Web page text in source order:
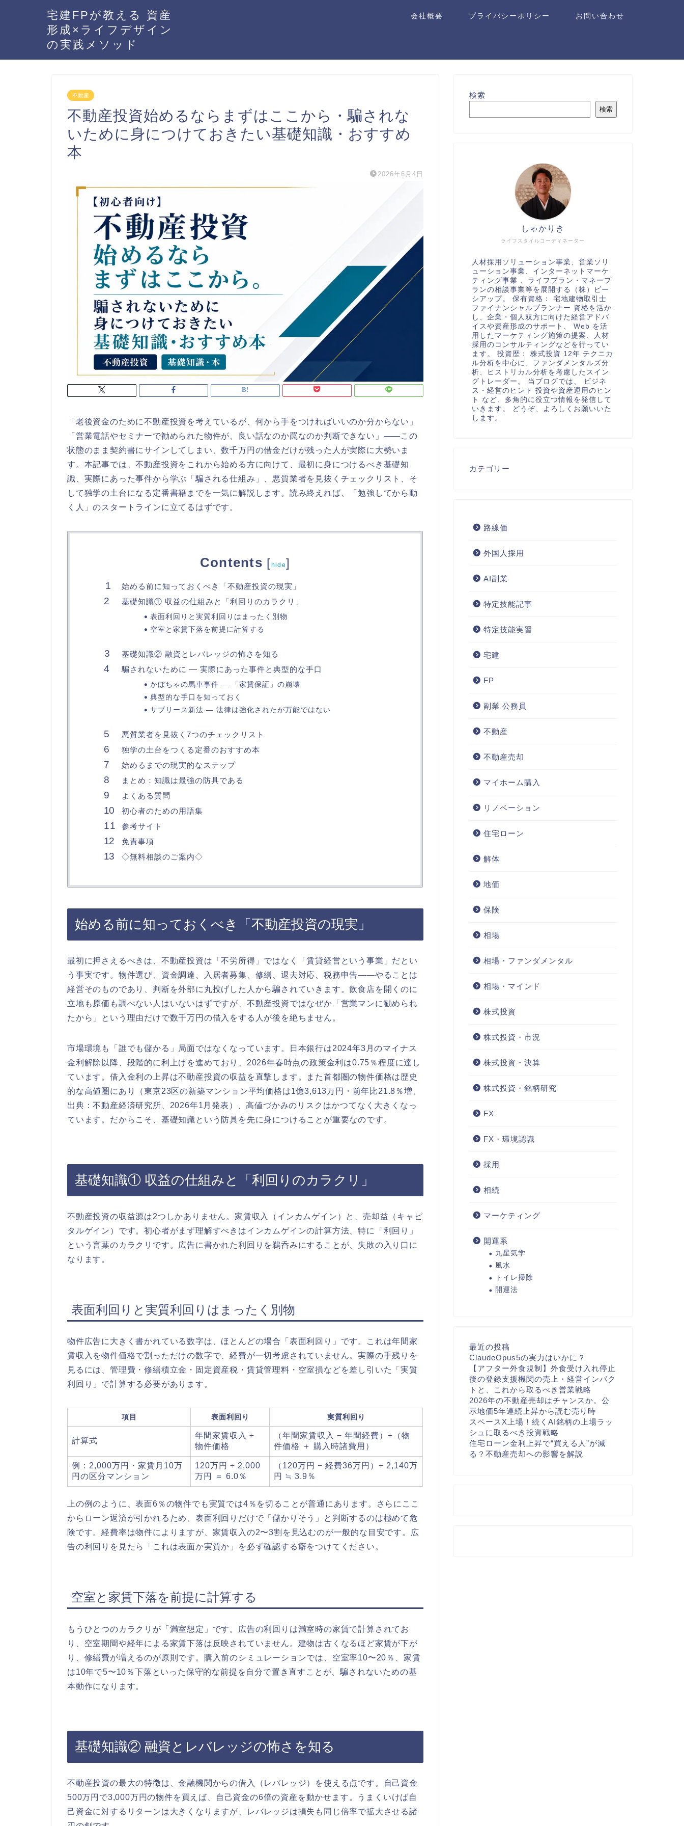
宅建FPが教える 資産
形成×ライフデザイン
の実践メソッド
会社概要 プライバシーポリシー お問い合わせ
不動産
不動産投資始めるならまずはここから・騙されな
いために身につけておきたい基礎知識・おすすめ
本
2026年6月4日
「老後資金のために不動産投資を考えているが、何から手をつければいいのか分からない」
「営業電話やセミナーで勧められた物件が、良い話なのか罠なのか判断できない」——この
状態のまま契約書にサインしてしまい、数千万円の借金だけが残った人が実際に大勢いま
す。本記事では、不動産投資をこれから始める方に向けて、最初に身につけるべき基礎知
識、実際にあった事件から学ぶ「騙される仕組み」、悪質業者を見抜くチェックリスト、そ
して独学の土台になる定番書籍までを一気に解説します。読み終えれば、「勉強してから動
く人」のスタートラインに立てるはずです。
Contents [hide]
始める前に知っておくべき「不動産投資の現実」
基礎知識① 収益の仕組みと「利回りのカラクリ」
表面利回りと実質利回りはまったく別物
空室と家賃下落を前提に計算する
基礎知識② 融資とレバレッジの怖さを知る
騙されないために — 実際にあった事件と典型的な手口
かぼちゃの馬車事件 — 「家賃保証」の崩壊
典型的な手口を知っておく
サブリース新法 — 法律は強化されたが万能ではない
悪質業者を見抜く7つのチェックリスト
独学の土台をつくる定番のおすすめ本
始めるまでの現実的なステップ
まとめ：知識は最強の防具である
よくある質問
初心者のための用語集
参考サイト
免責事項
◇無料相談のご案内◇
始める前に知っておくべき「不動産投資の現実」
最初に押さえるべきは、不動産投資は「不労所得」ではなく「賃貸経営という事業」だとい
う事実です。物件選び、資金調達、入居者募集、修繕、退去対応、税務申告——やることは
経営そのものであり、判断を外部に丸投げした人から騙されていきます。飲食店を開くのに
立地も原価も調べない人はいないはずですが、不動産投資ではなぜか「営業マンに勧められ
たから」という理由だけで数千万円の借入をする人が後を絶ちません。
市場環境も「誰でも儲かる」局面ではなくなっています。日本銀行は2024年3月のマイナス
金利解除以降、段階的に利上げを進めており、2026年春時点の政策金利は0.75％程度に達し
ています。借入金利の上昇は不動産投資の収益を直撃します。また首都圏の物件価格は歴史
的な高値圏にあり（東京23区の新築マンション平均価格は1億3,613万円・前年比21.8％増、
出典：不動産経済研究所、2026年1月発表）、高値づかみのリスクはかつてなく大きくなっ
ています。だからこそ、基礎知識という防具を先に身につけることが重要なのです。
基礎知識① 収益の仕組みと「利回りのカラクリ」
不動産投資の収益源は2つしかありません。家賃収入（インカムゲイン）と、売却益（キャピ
タルゲイン）です。初心者がまず理解すべきはインカムゲインの計算方法、特に「利回り」
という言葉のカラクリです。広告に書かれた利回りを鵜呑みにすることが、失敗の入り口に
なります。
表面利回りと実質利回りはまったく別物
物件広告に大きく書かれている数字は、ほとんどの場合「表面利回り」です。これは年間家
賃収入を物件価格で割っただけの数字で、経費が一切考慮されていません。実際の手残りを
見るには、管理費・修繕積立金・固定資産税・賃貸管理料・空室損などを差し引いた「実質
利回り」で計算する必要があります。
項目 表面利回り 実質利回り
計算式
年間家賃収入 ÷
物件価格
（年間家賃収入 − 年間経費）÷（物
件価格 ＋ 購入時諸費用）
例：2,000万円・家賃月10万
円の区分マンション
120万円 ÷ 2,000
万円 ＝ 6.0％
（120万円 − 経費36万円）÷ 2,140万
円 ≒ 3.9％
上の例のように、表面6％の物件でも実質では4％を切ることが普通にあります。さらにここ
からローン返済が引かれるため、表面利回りだけで「儲かりそう」と判断するのは極めて危
険です。経費率は物件によりますが、家賃収入の2〜3割を見込むのが一般的な目安です。広
告の利回りを見たら「これは表面か実質か」を必ず確認する癖をつけてください。
空室と家賃下落を前提に計算する
もうひとつのカラクリが「満室想定」です。広告の利回りは満室時の家賃で計算されてお
り、空室期間や経年による家賃下落は反映されていません。建物は古くなるほど家賃が下が
り、修繕費が増えるのが原則です。購入前のシミュレーションでは、空室率10〜20％、家賃
は10年で5〜10％下落といった保守的な前提を自分で置き直すことが、騙されないための基
本動作になります。
基礎知識② 融資とレバレッジの怖さを知る
不動産投資の最大の特徴は、金融機関からの借入（レバレッジ）を使える点です。自己資金
500万円で3,000万円の物件を買えば、自己資金の6倍の資産を動かせます。うまくいけば自
己資金に対するリターンは大きくなりますが、レバレッジは損失も同じ倍率で拡大させる諸
検索
検索
ライフスタイルコーディネーター
しゃかりき
人材採用ソリューション事業、営業ソリ
ューション事業、インターネットマーケ
ティング事業 、ライフプラン・マネープ
ランの相談事業等を展開する（株）ビー
シアップ。 保有資格： 宅地建物取引士
ファイナンシャルプランナー 資格を活か
し、企業・個人双方に向けた経営アドバ
イスや資産形成のサポート、 Web を活
用したマーケティング施策の提案、人材
採用のコンサルティングなどを行ってい
ます。 投資歴： 株式投資 12年 テクニカ
ル分析を中心に、ファンダメンタルズ分
析、ヒストリカル分析を考慮したスイン
グトレーダー。 当ブログでは、 ビジネ
ス・経営のヒント 投資や資産運用のヒン
ト など、多角的に役立つ情報を発信して
いきます。 どうぞ、よろしくお願いいた
します。
カテゴリー
路線価
外国人採用
AI副業
特定技能記事
特定技能実習
宅建
FP
副業 公務員
不動産
不動産売却
マイホーム購入
リノベーション
住宅ローン
解体
地価
保険
相場
相場・ファンダメンタル
相場・マインド
株式投資
株式投資・市況
株式投資・決算
株式投資・銘柄研究
FX
FX・環境認識
採用
相続
マーケティング
開運系
九星気学
風水
トイレ掃除
開運法
最近の投稿
ClaudeOpus5の実力はいかに？
【アフター外食規制】外食受け入れ停止
後の登録支援機関の売上・経営インパク
トと、これから取るべき営業戦略
2026年の不動産売却はチャンスか。公
示地価5年連続上昇から読む売り時
スペースX上場！続くAI銘柄の上場ラッ
シュに取るべき投資戦略
住宅ローン金利上昇で“買える人”が減
る？不動産売却への影響を解説